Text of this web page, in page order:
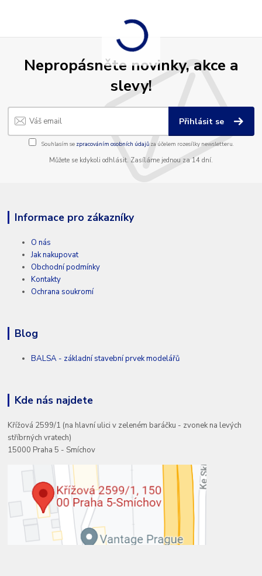
Nepropásněte novinky, akce a
slevy!
Přihlásit se
Souhlasím se zpracováním osobních údajůza účelem rozesílky newsletteru.
Můžete se kdykoli odhlásit. Zasíláme jednou za 14 dní.
Informace pro zákazníky
O nás
Jak nakupovat
Obchodní podmínky
Kontakty
Ochrana soukromí
Blog
BALSA - základní stavební prvek modelářů
Kde nás najdete
Křížová 2599/1 (na hlavní ulici v zeleném baráčku - zvonek na levých
stříbrných vratech)
15000 Praha 5 - Smíchov